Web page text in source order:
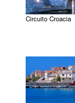
Circuito Croacia